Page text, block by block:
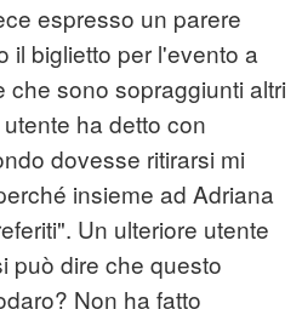
espresso un parere
il biglietto per l'evento a
che sono sopraggiunti altri
ha detto con
dovesse ritirarsi mi
insieme ad Adriana
Un ulteriore utente
può dire che questo
Non ha fatto